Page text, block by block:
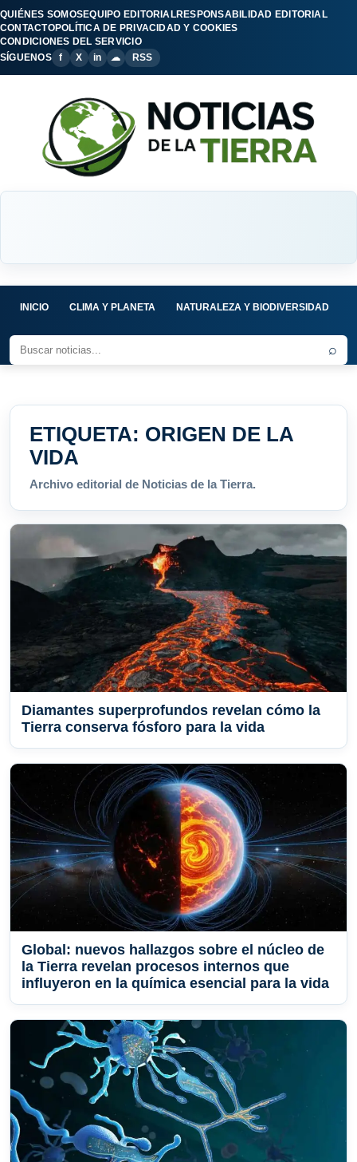
QUIÉNES SOMOSEQUIPO EDITORIALRESPONSABILIDAD EDITORIAL
CONTACTOPOLÍTICA DE PRIVACIDAD Y COOKIES
CONDICIONES DEL SERVICIO
SÍGUENOS
f X in ☁ RSS
INICIO CLIMA Y PLANETA NATURALEZA Y BIODIVERSIDAD
⌕
ETIQUETA: ORIGEN DE LA
VIDA
Archivo editorial de Noticias de la Tierra.
Diamantes superprofundos revelan cómo la
Tierra conserva fósforo para la vida
Global: nuevos hallazgos sobre el núcleo de
la Tierra revelan procesos internos que
influyeron en la química esencial para la vida